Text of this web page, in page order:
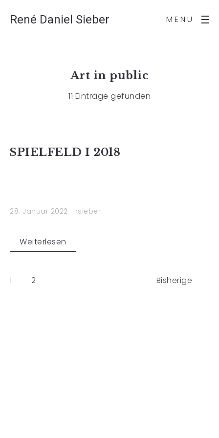
René Daniel Sieber MENU
Art in public
11 Einträge gefunden
SPIELFELD I 2018
28. Januar 2022 rsieber
Weiterlesen
Bisherige
1 2